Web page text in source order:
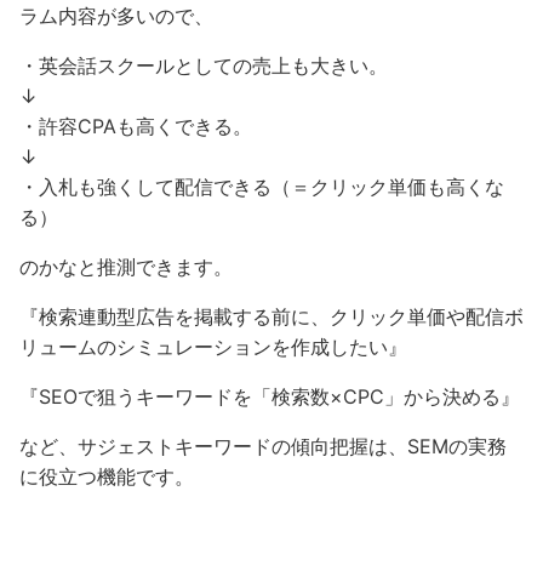
ラム内容が多いので、
・英会話スクールとしての売上も大きい。
↓
・許容CPAも高くできる。
↓
・入札も強くして配信できる（＝クリック単価も高くな
る）
のかなと推測できます。
『検索連動型広告を掲載する前に、クリック単価や配信ボ
リュームのシミュレーションを作成したい』
『SEOで狙うキーワードを「検索数×CPC」から決める』
など、サジェストキーワードの傾向把握は、SEMの実務
に役立つ機能です。